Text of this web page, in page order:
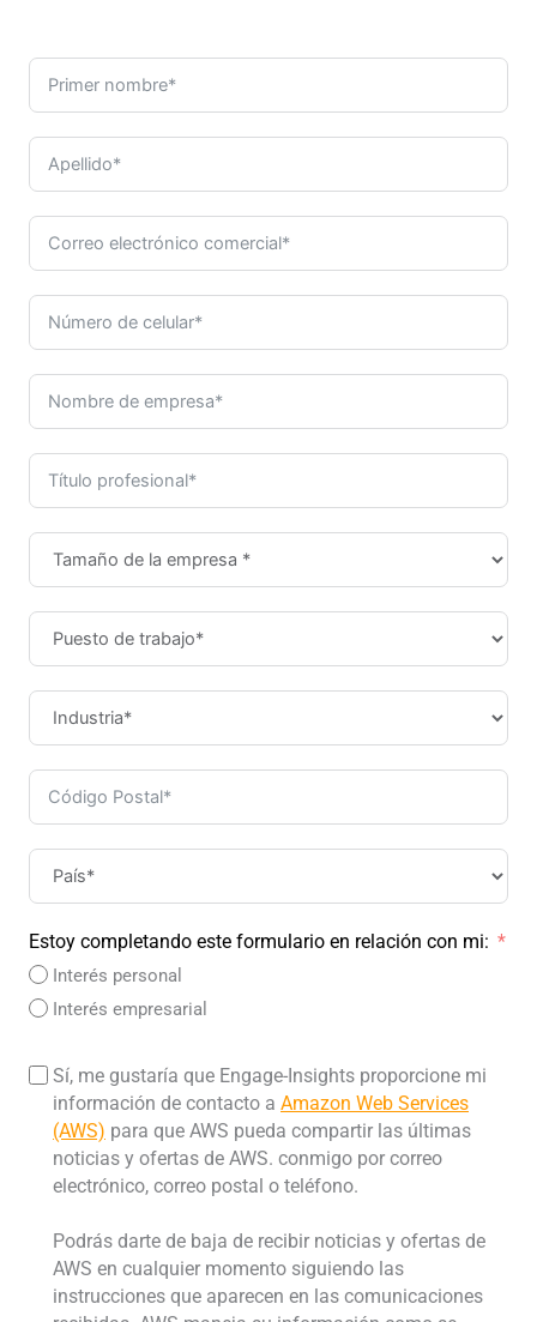
Estoy completando este formulario en relación con mi:
Interés personal
Interés empresarial
Sí, me gustaría que Engage-Insights proporcione mi
información de contacto a Amazon Web Services
(AWS) para que AWS pueda compartir las últimas
noticias y ofertas de AWS. conmigo por correo
electrónico, correo postal o teléfono.
Podrás darte de baja de recibir noticias y ofertas de
AWS en cualquier momento siguiendo las
instrucciones que aparecen en las comunicaciones